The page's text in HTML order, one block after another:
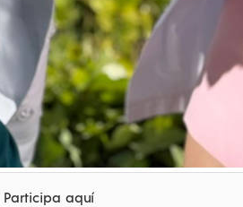
Participa aquí